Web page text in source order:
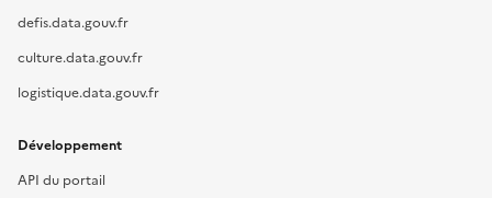
defis.data.gouv.fr
culture.data.gouv.fr
logistique.data.gouv.fr
Développement
API du portail